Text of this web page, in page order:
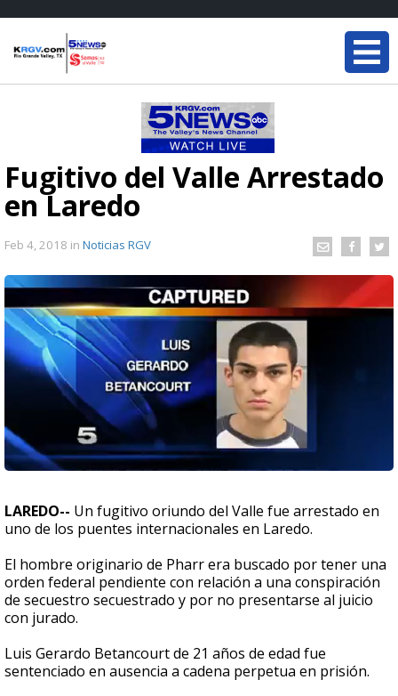
Fugitivo del Valle Arrestado
en Laredo
Feb 4, 2018 in Noticias RGV
LAREDO-- Un fugitivo oriundo del Valle fue arrestado en
uno de los puentes internacionales en Laredo.
El hombre originario de Pharr era buscado por tener una
orden federal pendiente con relación a una conspiración
de secuestro secuestrado y por no presentarse al juicio
con jurado.
Luis Gerardo Betancourt de 21 años de edad fue
sentenciado en ausencia a cadena perpetua en prisión.